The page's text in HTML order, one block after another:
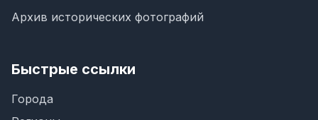
Архив исторических фотографий
Быстрые ссылки
Города